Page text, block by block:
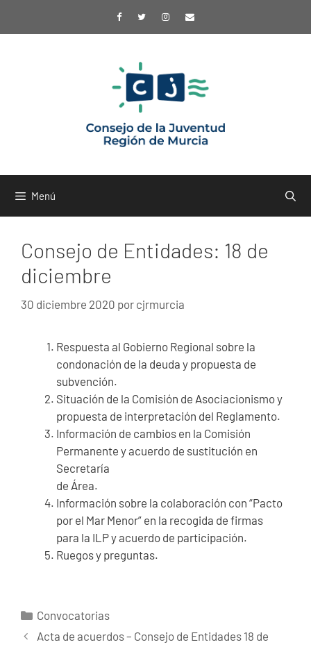
Menú
Consejo de Entidades: 18 de
diciembre
30 diciembre 2020 por cjrmurcia
Respuesta al Gobierno Regional sobre la
condonación de la deuda y propuesta de
subvención.
Situación de la Comisión de Asociacionismo y
propuesta de interpretación del Reglamento.
Información de cambios en la Comisión
Permanente y acuerdo de sustitución en
Secretaría
de Área.
Información sobre la colaboración con “Pacto
por el Mar Menor” en la recogida de firmas
para la ILP y acuerdo de participación.
Ruegos y preguntas.
Categorías
Convocatorias
Acta de acuerdos – Consejo de Entidades 18 de